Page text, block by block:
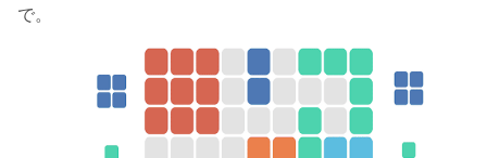
マルチインスタンスと同期機能を使用すると、PC上で複
数のアプリケーションやアカウントを実行できます。
また、ファイル共有機能を使用すると、画像、ビデオ、お
よびファイルを簡単に共有できます。
で。